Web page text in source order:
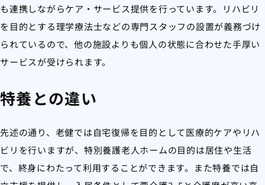
も連携しながらケア・サービス提供を行っています。リハビリ
を目的とする理学療法士などの専門スタッフの設置が義務づけ
られているので、他の施設よりも個人の状態に合わせた手厚い
サービスが受けられます。
特養との違い
先述の通り、老健では自宅復帰を目的として医療的ケアやリハ
ビリを行いますが、特別養護老人ホームの目的は居住や生活
で、終身にわたって利用することができます。また特養では自